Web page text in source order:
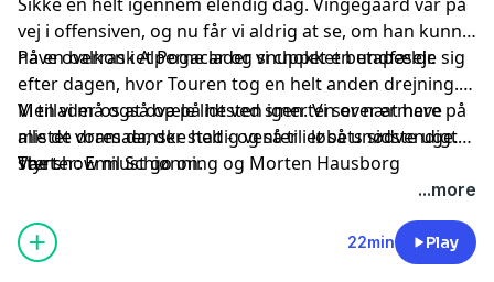
vej i offensiven, og nu får vi aldrig at se, om han kunne
have overrasket Pogacar og snuppet en etapesejr.
På en balkon i Alperne lader vi chokket bundfælde sig
efter dagen, hvor Touren tog en helt anden drejning.
Vi tillader os at dvæle lidt ved smerten over at have
mistet vores danske helt - og så til et så unødvendigt
styrt.
Men vi må også op på hesten igen. Vi ser nærmere på
alle de dramaer, der stadig venter i løbets sidste uge.
The show must go on.
Værter: Emil Schiønning og Morten Hausborg
...more
22min Play